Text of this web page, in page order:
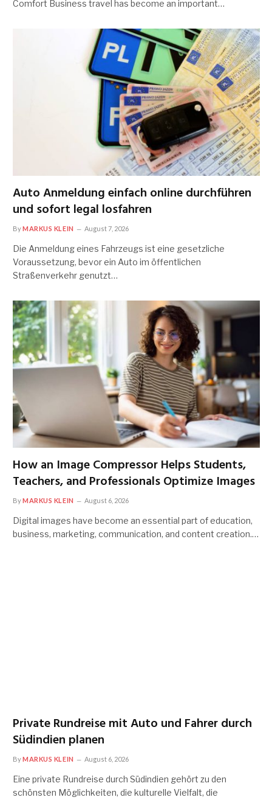
Comfort Business travel has become an important…
Auto Anmeldung einfach online durchführen
und sofort legal losfahren
ByMARKUS KLEIN August 7, 2026
Die Anmeldung eines Fahrzeugs ist eine gesetzliche
Voraussetzung, bevor ein Auto im öffentlichen
Straßenverkehr genutzt…
How an Image Compressor Helps Students,
Teachers, and Professionals Optimize Images
ByMARKUS KLEIN August 6, 2026
Digital images have become an essential part of education,
business, marketing, communication, and content creation.…
Private Rundreise mit Auto und Fahrer durch
Südindien planen
ByMARKUS KLEIN August 6, 2026
Eine private Rundreise durch Südindien gehört zu den
schönsten Möglichkeiten, die kulturelle Vielfalt, die